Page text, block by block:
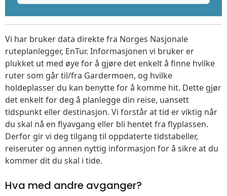
Vi har bruker data direkte fra Norges Nasjonale
ruteplanlegger, EnTur. Informasjonen vi bruker er
plukket ut med øye for å gjøre det enkelt å finne hvilke
ruter som går til/fra Gardermoen, og hvilke
holdeplasser du kan benytte for å komme hit. Dette gjør
det enkelt for deg å planlegge din reise, uansett
tidspunkt eller destinasjon. Vi forstår at tid er viktig når
du skal nå en flyavgang eller bli hentet fra flyplassen.
Derfor gir vi deg tilgang til oppdaterte tidstabeller,
reiseruter og annen nyttig informasjon for å sikre at du
kommer dit du skal i tide.
Hva med andre avganger?